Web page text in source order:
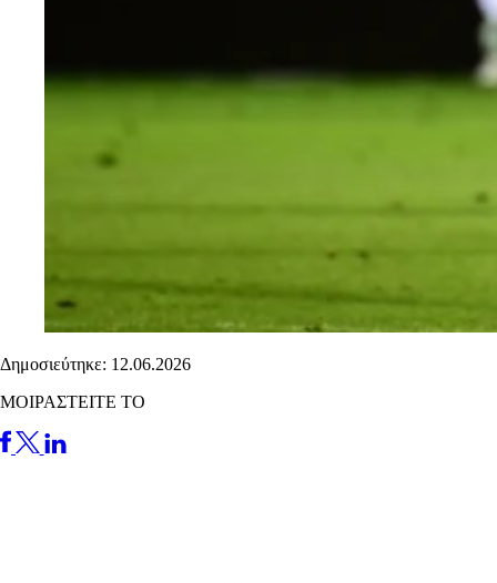
Δημοσιεύτηκε: 12.06.2026
ΜΟΙΡΑΣΤΕΙΤΕ ΤΟ